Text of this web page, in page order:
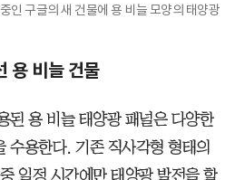
인 구글의 새 건물에 용 비늘 모양의 태양광
용 비늘 건물
된 용 비늘 태양광 패널은 다양한
수용한다. 기존 직사각형 형태의
일정 시간에만 태양광 발전을 할